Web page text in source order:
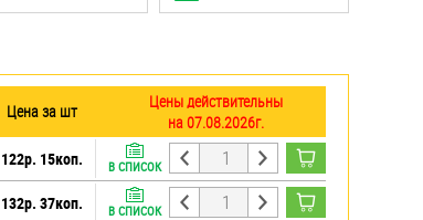
Цена за шт
Цены действительны
на 07.08.2026г.
122р. 15коп. В СПИСОК
132р. 37коп. В СПИСОК